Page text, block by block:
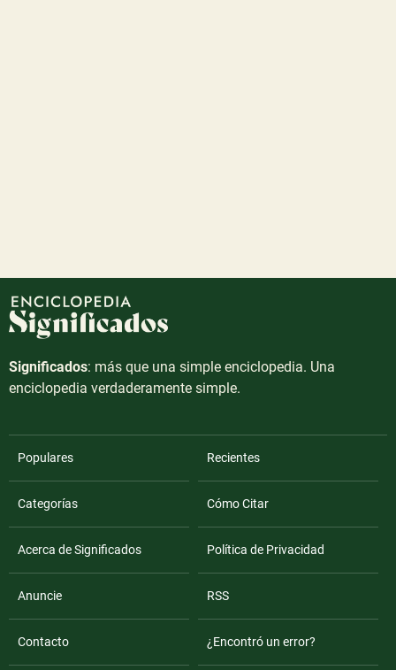
Significados: más que una simple enciclopedia. Una
enciclopedia verdaderamente simple.
Populares Recientes
Categorías Cómo Citar
Acerca de Significados Política de Privacidad
Anuncie RSS
Contacto ¿Encontró un error?